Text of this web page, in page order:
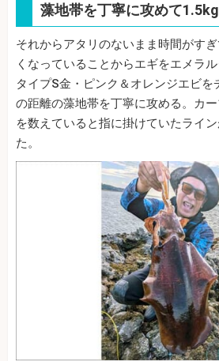
藻地帯を丁寧に攻めて
それからアタリのないまま時間がす
くなっていることからエギをエメラ
タイプS金・ピンク＆オレンジエビを
の距離の藻地帯を丁寧に攻める。カ
を数えていると指に掛けていたライ
た。